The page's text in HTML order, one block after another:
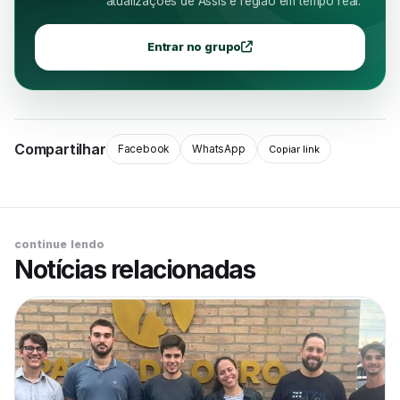
Entrar no grupo
Compartilhar Facebook WhatsApp Copiar link
continue lendo
Notícias relacionadas